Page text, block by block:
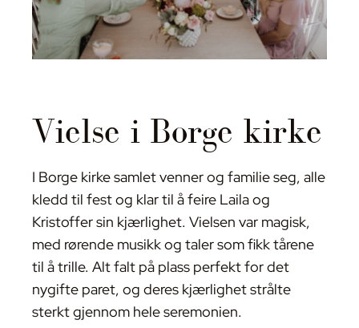
Vielse i Borge kirke
I Borge kirke samlet venner og familie seg, alle
kledd til fest og klar til å feire Laila og
Kristoffer sin kjærlighet. Vielsen var magisk,
med rørende musikk og taler som fikk tårene
til å trille. Alt falt på plass perfekt for det
nygifte paret, og deres kjærlighet strålte
sterkt gjennom hele seremonien.